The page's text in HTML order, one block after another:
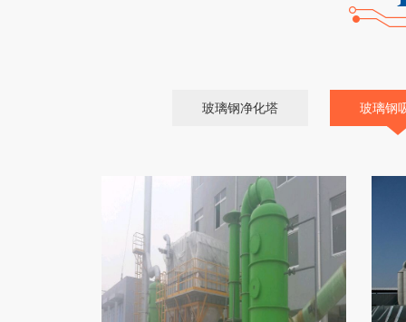
玻璃钢净化塔 玻璃钢